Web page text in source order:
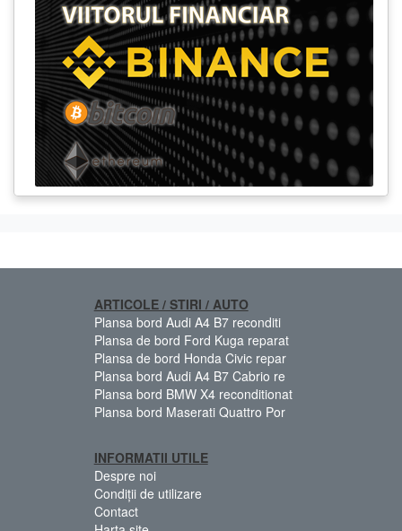
ARTICOLE / STIRI / AUTO
Plansa bord Audi A4 B7 reconditi
Plansa de bord Ford Kuga reparat
Plansa de bord Honda Civic repar
Plansa bord Audi A4 B7 Cabrio re
Plansa bord BMW X4 reconditionat
Plansa bord Maserati Quattro Por
INFORMATII UTILE
Despre noi
Condiții de utilizare
Contact